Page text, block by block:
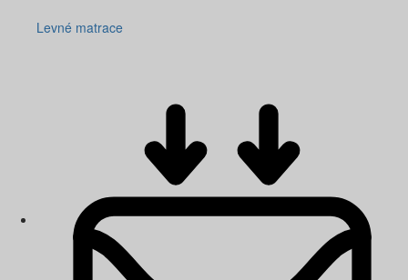
Levné matrace